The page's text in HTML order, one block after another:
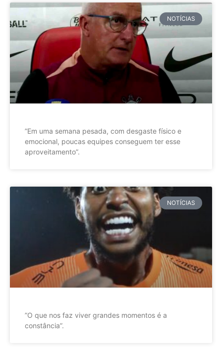
NOTÍCIAS
”Em uma semana pesada, com desgaste físico e
emocional, poucas equipes conseguem ter esse
aproveitamento”.
NOTÍCIAS
”O que nos faz viver grandes momentos é a
constância”.